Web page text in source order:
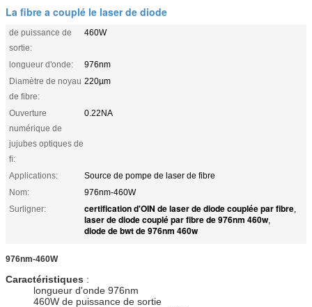
La fibre a couplé le laser de diode
de puissance de
sortie:
460W
longueur d'onde:
976nm
Diamètre de noyau
de fibre:
220µm
Ouverture
numérique de
jujubes optiques de
ﬁ:
0.22NA
Applications:
Source de pompe de laser de fibre
Nom:
976nm-460W
Surligner:
certification d'OIN de laser de diode couplée par fibre,
laser de diode couplé par fibre de 976nm 460w,
diode de bwt de 976nm 460w
976nm-460W
Caractéristiques :
longueur d'onde 976nm
460W de puissance de sortie